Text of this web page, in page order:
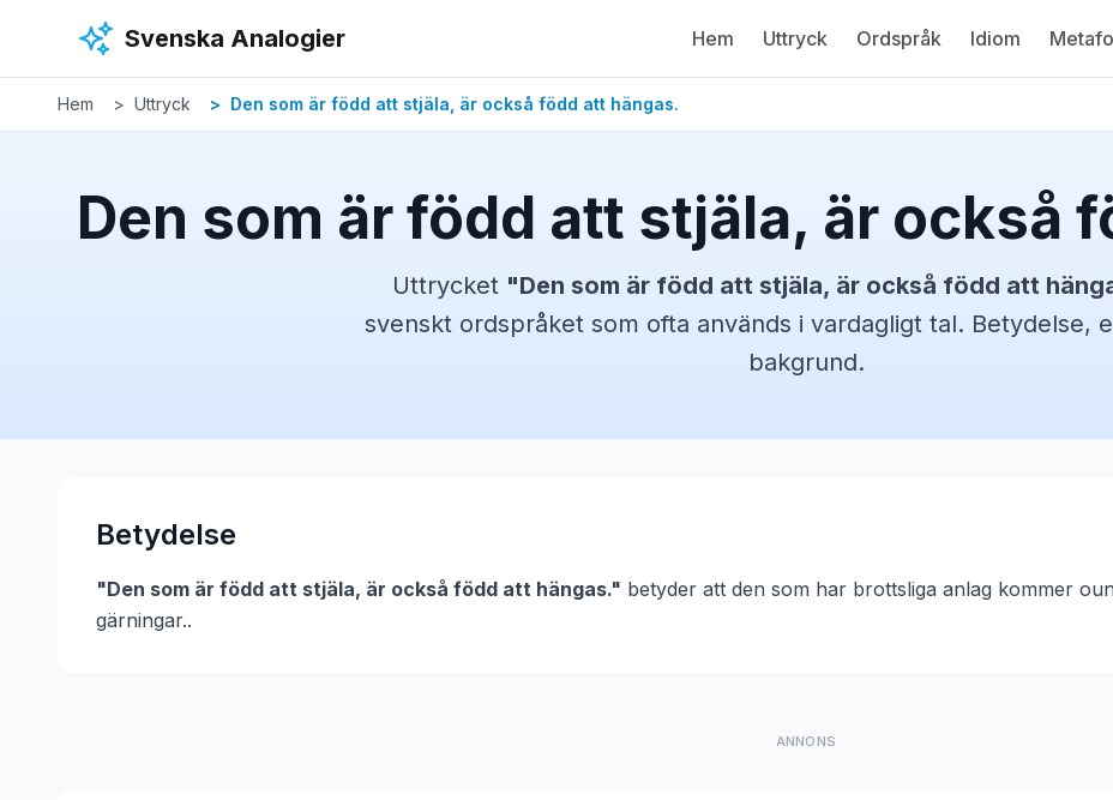
Svenska Analogier Hem Uttryck Ordspråk Idiom
Hem Uttryck Den som är född att stjäla, är också född att hängas.
Den som är född att stjäla, är också
Uttrycket "Den som är född att stjäla, är också född att
svenskt ordspråket som ofta används i vardagligt tal. Betydelse,
bakgrund.
Betydelse
"Den som är född att stjäla, är också född att hängas." betyder att den som har brottsliga anlag kommer
gärningar..
ANNONS